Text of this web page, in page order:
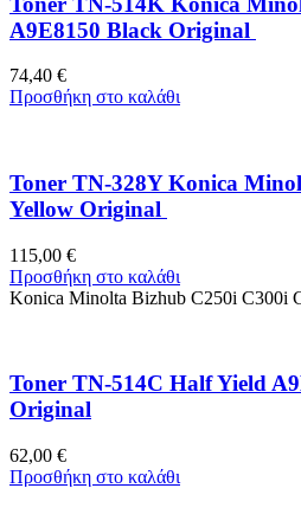
A9E8150 Black Original
74,40 €
Προσθήκη στο καλάθι
Toner TN-328Y Konica
Yellow Original
115,00 €
Προσθήκη στο καλάθι
Konica Minolta Bizhub C250i C300i
Toner TN-514C Half Yield
Original
62,00 €
Προσθήκη στο καλάθι